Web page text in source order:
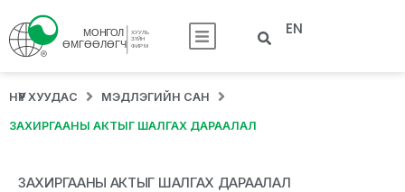
EN
НҮҮР ХУУДАС МЭДЛЭГИЙН САН
ЗАХИРГААНЫ АКТЫГ ШАЛГАХ ДАРААЛАЛ
ЗАХИРГААНЫ АКТЫГ ШАЛГАХ ДАРААЛАЛ